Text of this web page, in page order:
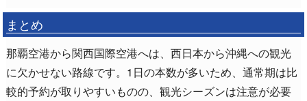
まとめ
那覇空港から関西国際空港へは、西日本から沖縄への観光
に欠かせない路線です。1日の本数が多いため、通常期は比
較的予約が取りやすいものの、観光シーズンは注意が必要